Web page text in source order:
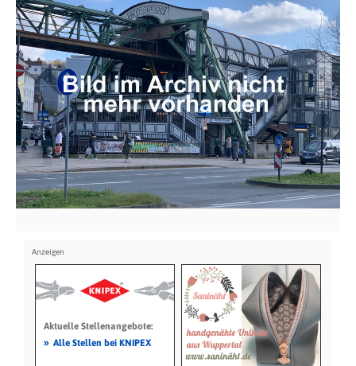
Aktuelle Stellenangebote:
» Alle Stellen bei KNIPEX